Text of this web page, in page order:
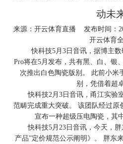
动未
来源： 开云体育直播 发布时间：
开云体育
快科技5月3日音讯，据博主数
Pro将在5月发布，共有黑、白、银
次推出白色陶瓷版别。 此前小米
别，凭借着超
快科技2月3日音讯，甬江实验
范畴完成重大突破。 该团队经过原
宣布一种超级压电陶瓷，其
快科技5月23日音讯，今天，胖
产品”定价规范公示阐明》。 胖东